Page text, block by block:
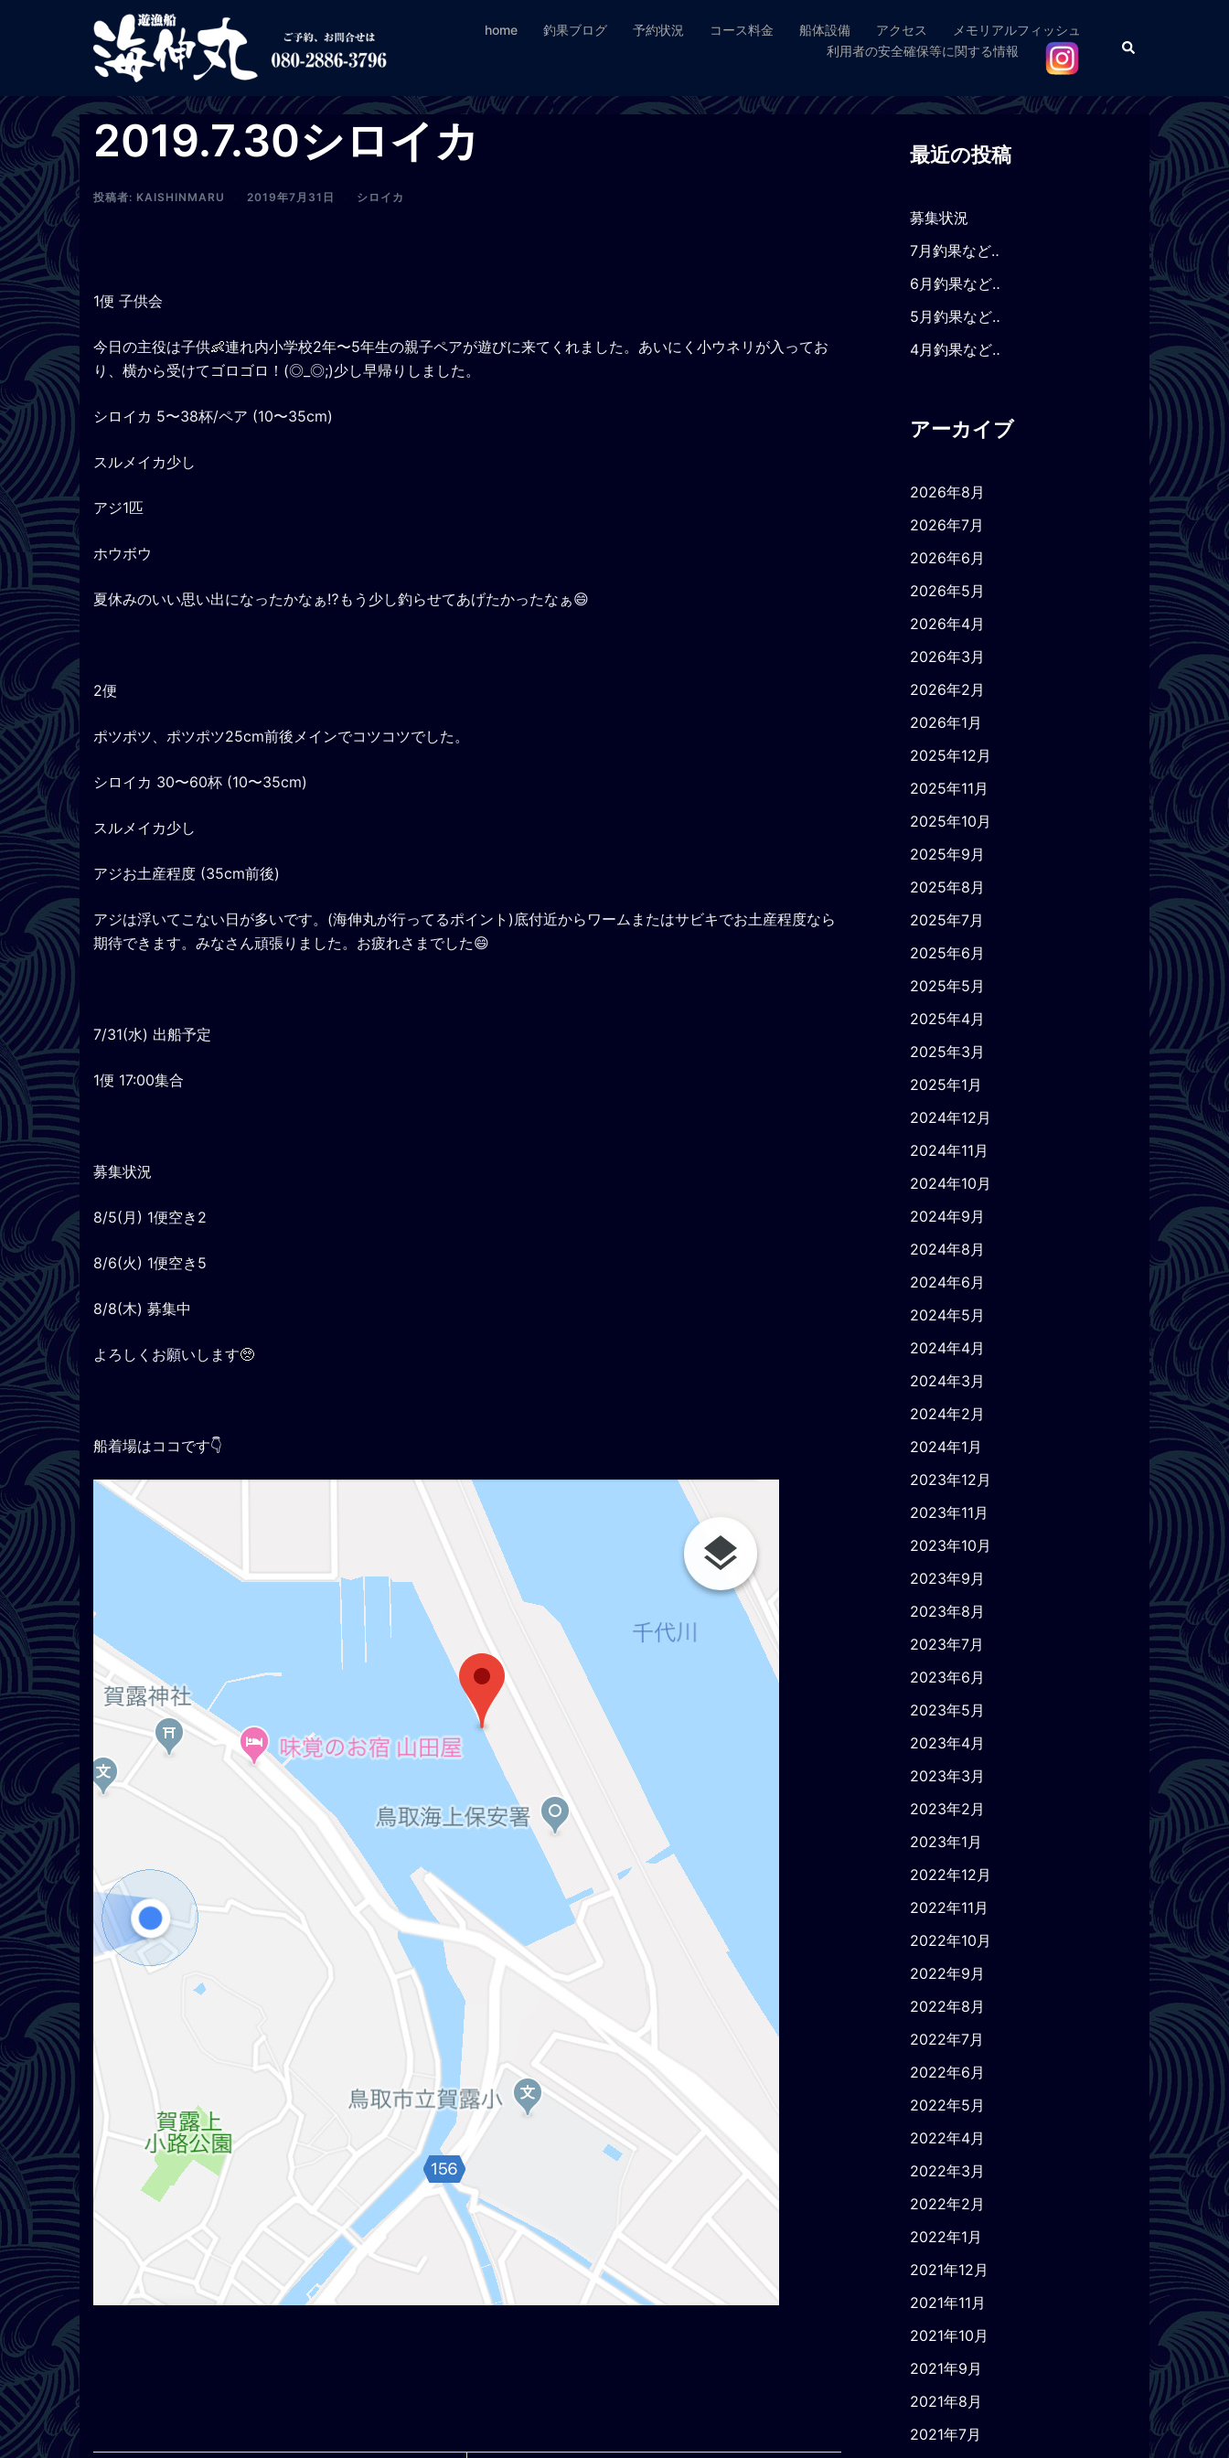
ツ
へ
ス
キ
ッ
プ
home 釣果ブログ 予約状況 コース料金 船体設備 アクセス
メモリアルフィッシュ
利用者の安全確保等に関する情報
検
索
2019.7.30シロイカ
投稿者: KAISHINMARU 2019年7月31日 シロイカ
1便 子供会
今日の主役は子供👶連れ内小学校2年〜5年生の親子ペアが遊びに来てくれました。あいにく小ウネリが入ってお
り、横から受けてゴロゴロ！(◎_◎;)少し早帰りしました。
シロイカ 5〜38杯/ペア (10〜35cm)
スルメイカ少し
アジ1匹
ホウボウ
夏休みのいい思い出になったかなぁ⁉️もう少し釣らせてあげたかったなぁ😄
2便
ポツポツ、ポツポツ25cm前後メインでコツコツでした。
シロイカ 30〜60杯 (10〜35cm)
スルメイカ少し
アジお土産程度 (35cm前後)
アジは浮いてこない日が多いです。(海伸丸が行ってるポイント)底付近からワームまたはサビキでお土産程度なら
期待できます。みなさん頑張りました。お疲れさまでした😄
7/31(水) 出船予定
1便 17:00集合
募集状況
8/5(月) 1便空き2
8/6(火) 1便空き5
8/8(木) 募集中
よろしくお願いします🥺
船着場はココです👇
最近の投稿
募集状況
7月釣果など‥
6月釣果など‥
5月釣果など‥
4月釣果など‥
アーカイブ
2026年8月
2026年7月
2026年6月
2026年5月
2026年4月
2026年3月
2026年2月
2026年1月
2025年12月
2025年11月
2025年10月
2025年9月
2025年8月
2025年7月
2025年6月
2025年5月
2025年4月
2025年3月
2025年1月
2024年12月
2024年11月
2024年10月
2024年9月
2024年8月
2024年6月
2024年5月
2024年4月
2024年3月
2024年2月
2024年1月
2023年12月
2023年11月
2023年10月
2023年9月
2023年8月
2023年7月
2023年6月
2023年5月
2023年4月
2023年3月
2023年2月
2023年1月
2022年12月
2022年11月
2022年10月
2022年9月
2022年8月
2022年7月
2022年6月
2022年5月
2022年4月
2022年3月
2022年2月
2022年1月
2021年12月
2021年11月
2021年10月
2021年9月
2021年8月
2021年7月